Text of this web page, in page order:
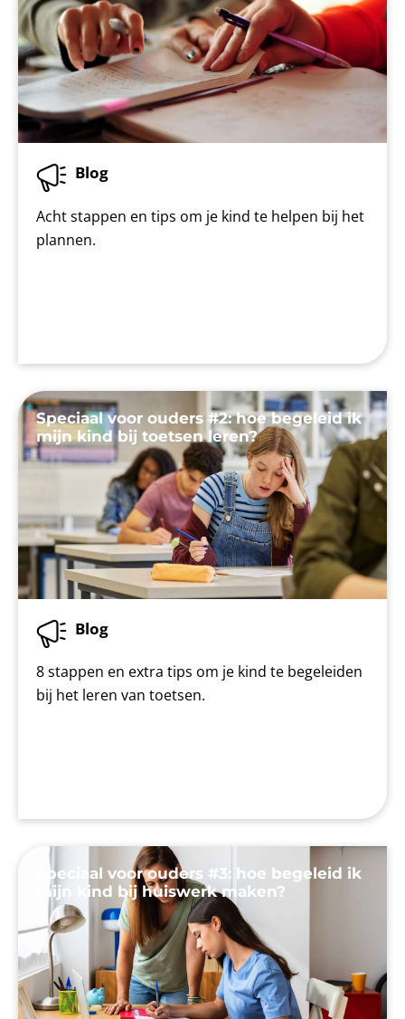
Blog
Acht stappen en tips om je kind te helpen bij het
plannen.
Speciaal voor ouders #2: hoe begeleid ik
mijn kind bij toetsen leren?
Blog
8 stappen en extra tips om je kind te begeleiden
bij het leren van toetsen.
Speciaal voor ouders #3: hoe begeleid ik
mijn kind bij huiswerk maken?